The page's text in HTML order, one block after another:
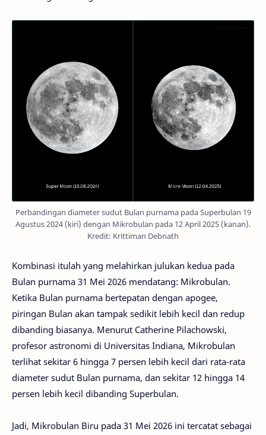
Perbandingan diameter sudut Bulan purnama pada Superbulan 19
Agustus 2024 (kiri) dengan Mikrobulan pada 12 April 2025 (kanan).
Kredit: Krittiman Debnath
Kombinasi itulah yang melahirkan julukan kedua pada
Bulan purnama 31 Mei 2026 mendatang: Mikrobulan.
Ketika Bulan purnama bertepatan dengan apogee,
piringan Bulan akan tampak sedikit lebih kecil dan redup
dibanding biasanya. Menurut Catherine Pilachowski,
profesor astronomi di Universitas Indiana, Mikrobulan
terlihat sekitar 6 hingga 7 persen lebih kecil dari rata-rata
diameter sudut Bulan purnama, dan sekitar 12 hingga 14
persen lebih kecil dibanding Superbulan.
Jadi, Mikrobulan Biru pada 31 Mei 2026 ini tercatat sebagai